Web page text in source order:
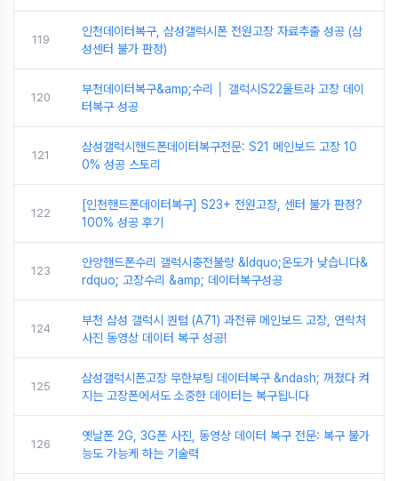
119
인천데이터복구, 삼성갤럭시폰 전원고장 자료추출 성공 (삼
성센터 불가 판정)
120
부천데이터복구&amp;수리 │ 갤럭시S22울트라 고장 데이
터복구 성공
121
삼성갤럭시핸드폰데이터복구전문: S21 메인보드 고장 10
0% 성공 스토리
122
[인천핸드폰데이터복구] S23+ 전원고장, 센터 불가 판정?
100% 성공 후기
123
안양핸드폰수리 갤럭시충전불량 &ldquo;온도가 낮습니다&
rdquo; 고장수리 &amp; 데이터복구성공
124
부천 삼성 갤럭시 퀀텀 (A71) 과전류 메인보드 고장, 연락처
사진 동영상 데이터 복구 성공!
125
삼성갤럭시폰고장 무한부팅 데이터복구 &ndash; 꺼졌다 켜
지는 고장폰에서도 소중한 데이터는 복구됩니다
126
옛날폰 2G, 3G폰 사진, 동영상 데이터 복구 전문: 복구 불가
능도 가능케 하는 기술력